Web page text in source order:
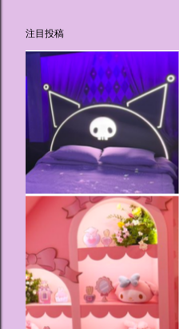
注目投稿